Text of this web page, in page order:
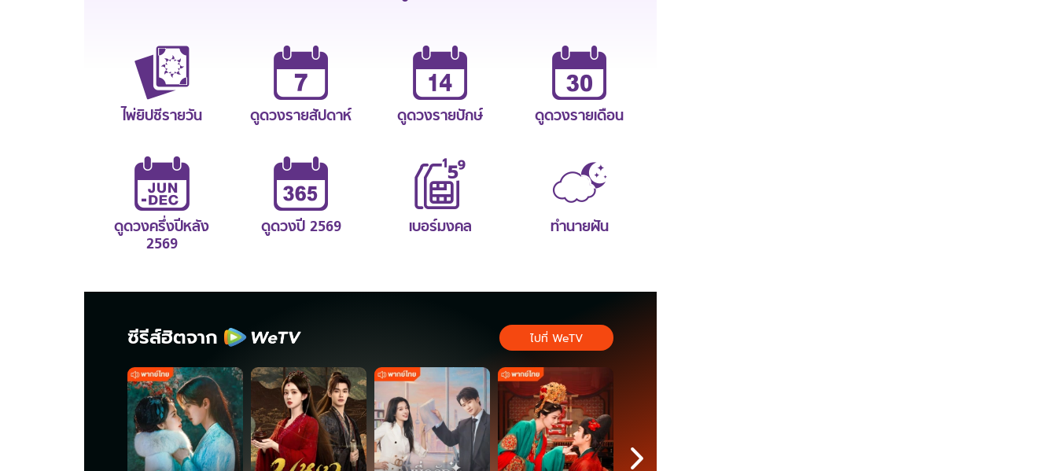
ไพ่ยิปซีรายวัน ดูดวงรายสัปดาห์ ดูดวงรายปักษ์ ดูดวงรายเดือน
ดูดวงครึ่งปีหลัง
2569
ดูดวงปี 2569 เบอร์มงคล ทำนายฝัน
ซีรีส์ฮิตจาก ไปที่ WeTV